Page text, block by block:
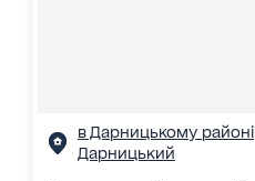
в Дарницькому районі
Дарницький